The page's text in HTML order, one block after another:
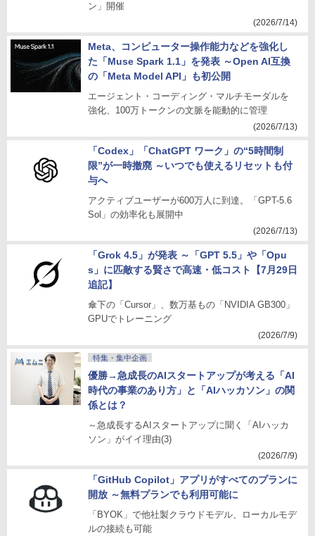
ン」開催
(2026/7/14)
Meta、コンピューター操作能力などを強化し
た「Muse Spark 1.1」を発表 ～Open AI互換
の「Meta Model API」も初公開
エージェント・コーディング・マルチモーダルを
強化、100万トークンの文脈を能動的に管理
(2026/7/13)
「Codex」「ChatGPT ワーク」の“5時間制
限”が一時撤廃 ～いつでも使えるリセットも付
与へ
アクティブユーザーが600万人に到達。「GPT-5.6
Sol」の効率化も展開中
(2026/7/13)
「Grok 4.5」が発表 ～「GPT 5.5」や「Opu
s」に匹敵する賢さで高速・低コスト【7月29日
追記】
傘下の「Cursor」、数万基もの「NVIDIA GB300」
GPUでトレーニング
(2026/7/9)
特集・集中企画
優勝→急成長のAIスタートアップが考える「AI
時代の事業のあり方」と「AIハッカソン」の関
係とは？
～急成長するAIスタートアップに聞く「AIハッカ
ソン」がイイ理由(3)
(2026/7/9)
「GitHub Copilot」アプリがすべてのプランに
開放 ～無料プランでも利用可能に
「BYOK」で他社製クラウドモデル、ローカルモデ
ルの接続も可能